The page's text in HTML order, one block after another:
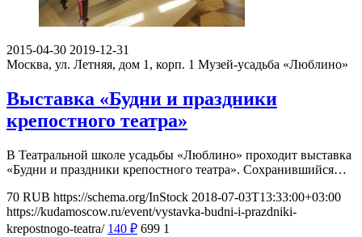
2015-04-30 2019-12-31
Москва, ул. Летняя, дом 1, корп. 1 Музей-усадьба «Люблино»
Выставка «Будни и праздники
крепостного театра»
В Театральной школе усадьбы «Люблино» проходит выставка
«Будни и праздники крепостного театра». Сохранившийся…
70 RUB https://schema.org/InStock 2018-07-03T13:33:00+03:00
https://kudamoscow.ru/event/vystavka-budni-i-prazdniki-
krepostnogo-teatra/ 140 ₽ 699 1